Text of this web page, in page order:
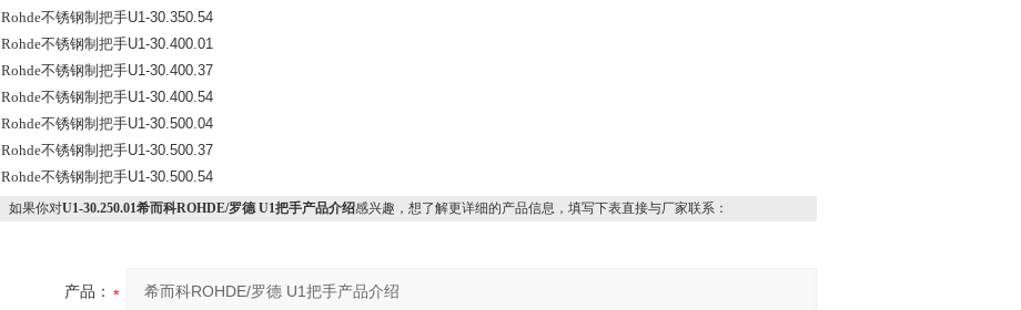
Rohde不锈钢制把手U1-30.350.54
Rohde不锈钢制把手U1-30.400.01
Rohde不锈钢制把手U1-30.400.37
Rohde不锈钢制把手U1-30.400.54
Rohde不锈钢制把手U1-30.500.04
Rohde不锈钢制把手U1-30.500.37
Rohde不锈钢制把手U1-30.500.54
如果你对U1-30.250.01希而科ROHDE/罗德 U1把手产品介绍感兴趣，想了解更详细的产品信息，填写下表直接与厂家联系：
产品：